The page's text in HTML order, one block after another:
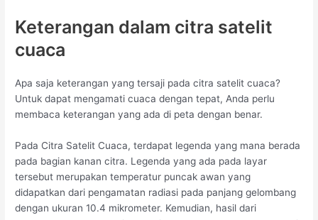
Keterangan dalam citra satelit
cuaca
Apa saja keterangan yang tersaji pada citra satelit cuaca?
Untuk dapat mengamati cuaca dengan tepat, Anda perlu
membaca keterangan yang ada di peta dengan benar.
Pada Citra Satelit Cuaca, terdapat legenda yang mana berada
pada bagian kanan citra. Legenda yang ada pada layar
tersebut merupakan temperatur puncak awan yang
didapatkan dari pengamatan radiasi pada panjang gelombang
dengan ukuran 10.4 mikrometer. Kemudian, hasil dari